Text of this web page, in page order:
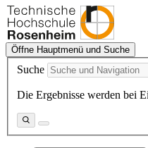
Öffne Hauptmenü und Suche
Suche
Die Ergebnisse werden bei